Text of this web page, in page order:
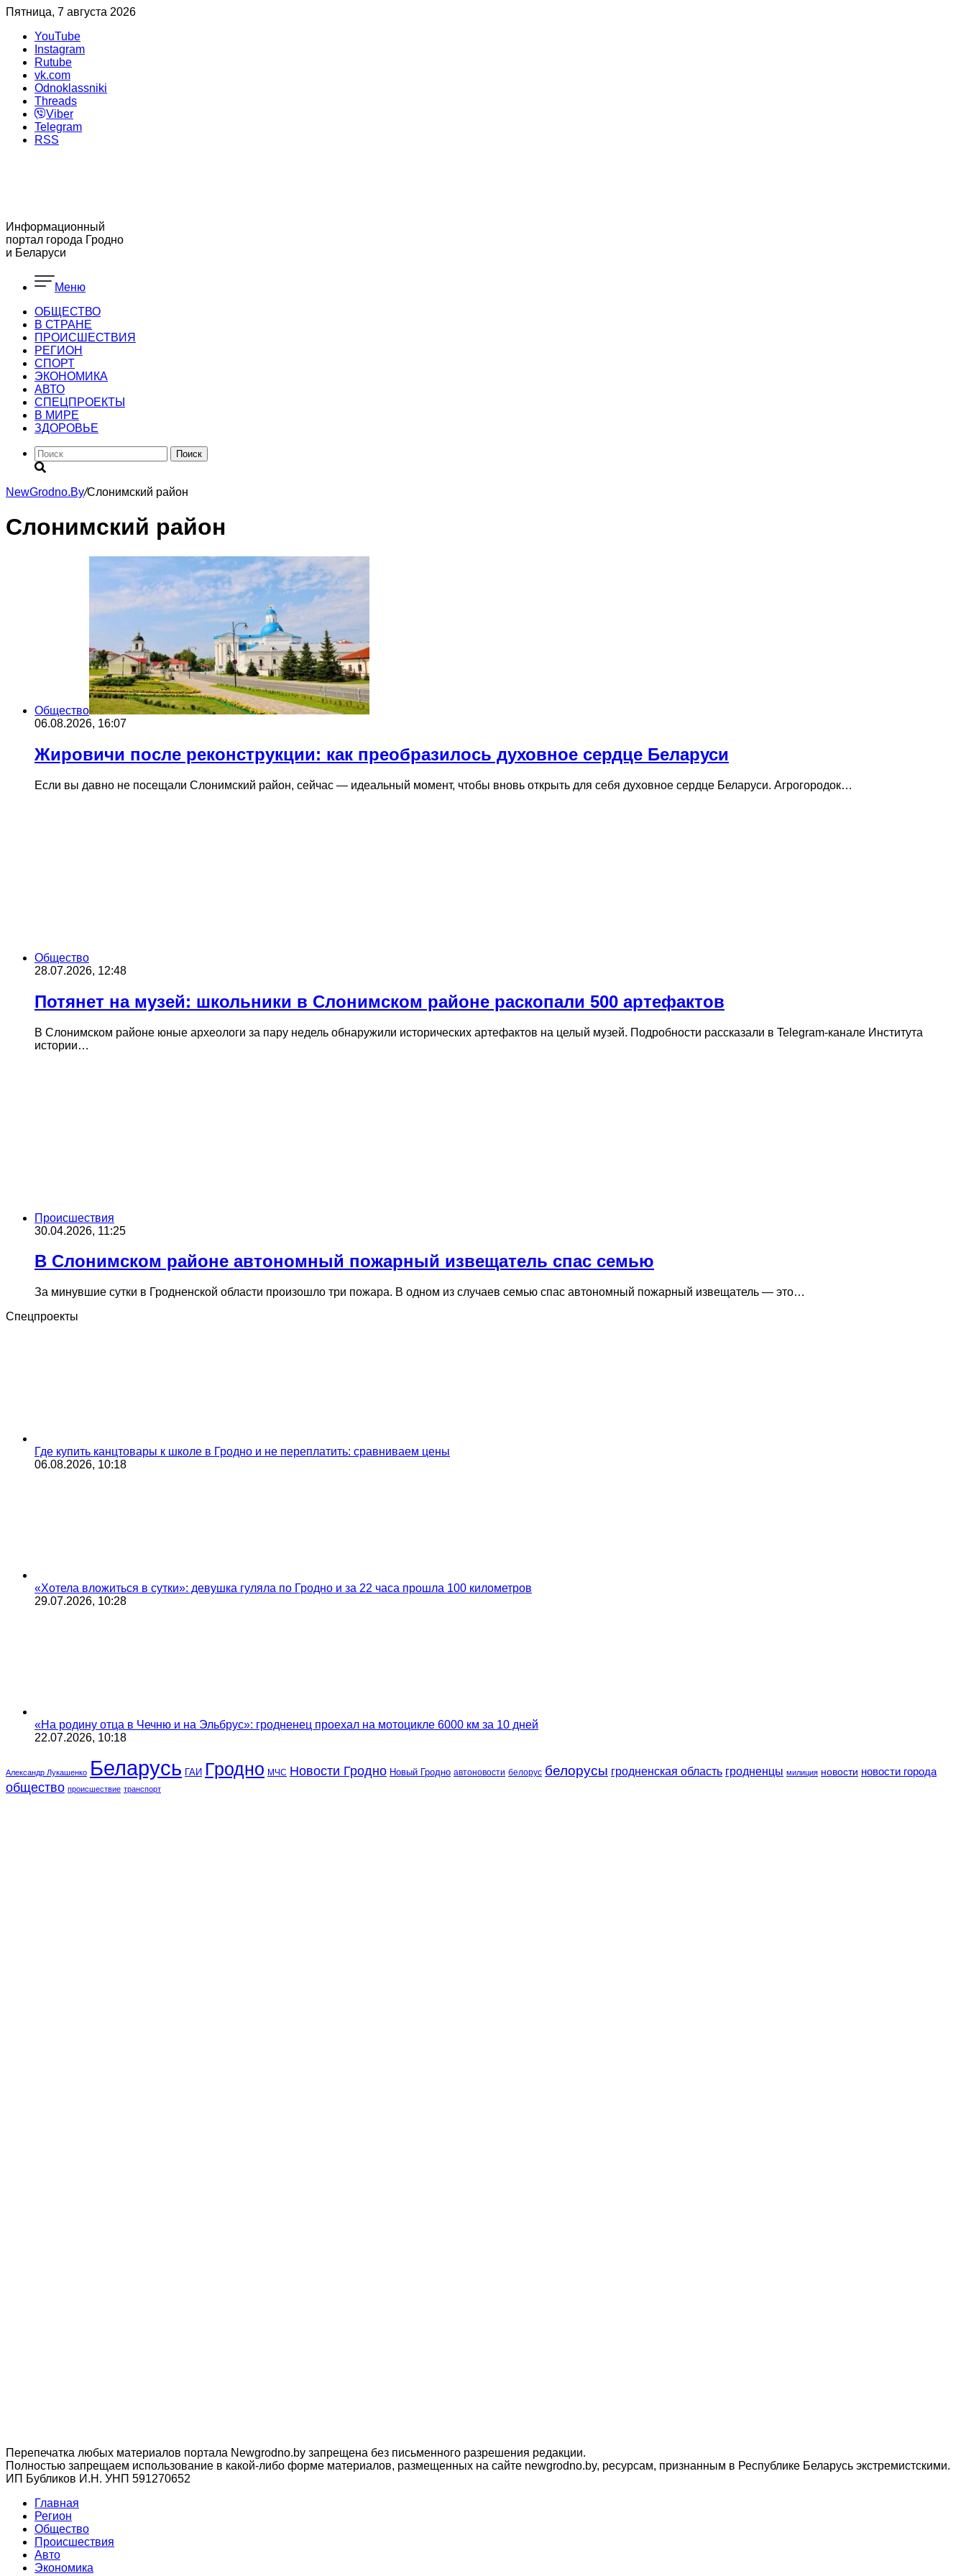
Пятница, 7 августа 2026
YouTube
Instagram
Rutube
vk.com
Odnoklassniki
Threads
Viber
Telegram
RSS
Информационный
портал города Гродно
и Беларуси
Меню
ОБЩЕСТВО
В СТРАНЕ
ПРОИСШЕСТВИЯ
РЕГИОН
CПОРТ
ЭКОНОМИКА
АВТО
СПЕЦПРОЕКТЫ
В МИРЕ
ЗДОРОВЬЕ
Поиск
NewGrodno.By/Слонимский район
Слонимский район
Общество
06.08.2026, 16:07
Жировичи после реконструкции: как преобразилось духовное сердце Беларуси
Если вы давно не посещали Слонимский район, сейчас — идеальный момент, чтобы вновь открыть для себя духовное сердце Беларуси. Агрогородок…
Общество
28.07.2026, 12:48
Потянет на музей: школьники в Слонимском районе раскопали 500 артефактов
В Слонимском районе юные археологи за пару недель обнаружили исторических артефактов на целый музей. Подробности рассказали в Telegram-канале Института
истории…
Происшествия
30.04.2026, 11:25
В Слонимском районе автономный пожарный извещатель спас семью
За минувшие сутки в Гродненской области произошло три пожара. В одном из случаев семью спас автономный пожарный извещатель — это…
Спецпроекты
Где купить канцтовары к школе в Гродно и не переплатить: сравниваем цены
06.08.2026, 10:18
«Хотела вложиться в сутки»: девушка гуляла по Гродно и за 22 часа прошла 100 километров
29.07.2026, 10:28
«На родину отца в Чечню и на Эльбрус»: гродненец проехал на мотоцикле 6000 км за 10 дней
22.07.2026, 10:18
Александр Лукашенко Беларусь ГАИ Гродно МЧС Новости Гродно Новый Гродно автоновости белорус белорусы гродненская область гродненцы милиция новости новости города
общество происшествие транспорт
Перепечатка любых материалов портала Newgrodno.by запрещена без письменного разрешения редакции.
Полностью запрещаем использование в какой-либо форме материалов, размещенных на сайте newgrodno.by, ресурсам, признанным в Республике Беларусь экстремистскими.
ИП Бубликов И.Н. УНП 591270652
Главная
Регион
Общество
Происшествия
Авто
Экономика